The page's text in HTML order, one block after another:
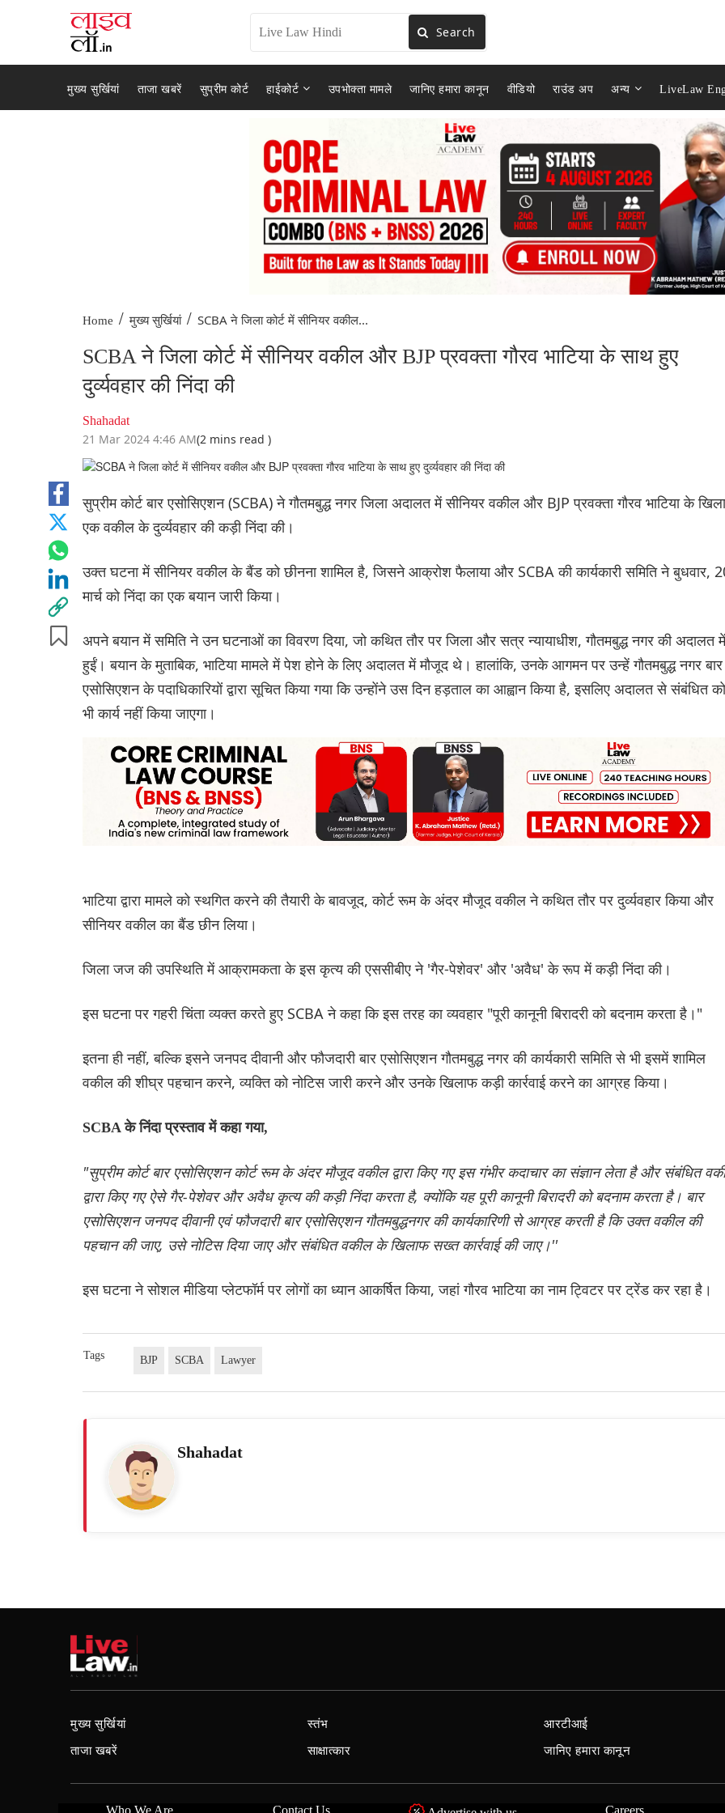
Search
मुख्य सुर्खियां ताजा खबरें सुप्रीम कोर्ट हाईकोर्ट उपभोक्ता मामले जानिए हमारा कानून वीडियो राउंड अप अन्य LiveLaw
Home / मुख्य सुर्खियां / SCBA ने जिला कोर्ट में सीनियर वकील...
SCBA ने जिला कोर्ट में सीनियर वकील और BJP प्रवक्ता गौरव भाटिया के साथ हुए
दुर्व्यवहार की निंदा की
Shahadat
21 Mar 2024 4:46 AM(2 mins read )
सुप्रीम कोर्ट बार एसोसिएशन (SCBA) ने गौतमबुद्ध नगर जिला अदालत में सीनियर वकील और BJP प्रवक्ता गौरव भाटिया के
एक वकील के दुर्व्यवहार की कड़ी निंदा की।
उक्त घटना में सीनियर वकील के बैंड को छीनना शामिल है, जिसने आक्रोश फैलाया और SCBA की कार्यकारी समिति ने बुधवार,
मार्च को निंदा का एक बयान जारी किया।
अपने बयान में समिति ने उन घटनाओं का विवरण दिया, जो कथित तौर पर जिला और सत्र न्यायाधीश, गौतमबुद्ध नगर की अदालत में
हुईं। बयान के मुताबिक, भाटिया मामले में पेश होने के लिए अदालत में मौजूद थे। हालांकि, उनके आगमन पर उन्हें गौतमबुद्ध नगर बार
एसोसिएशन के पदाधिकारियों द्वारा सूचित किया गया कि उन्होंने उस दिन हड़ताल का आह्वान किया है, इसलिए अदालत से संबंधित
भी कार्य नहीं किया जाएगा।
भाटिया द्वारा मामले को स्थगित करने की तैयारी के बावजूद, कोर्ट रूम के अंदर मौजूद वकील ने कथित तौर पर दुर्व्यवहार किया और
सीनियर वकील का बैंड छीन लिया।
जिला जज की उपस्थिति में आक्रामकता के इस कृत्य की एससीबीए ने 'गैर-पेशेवर' और 'अवैध' के रूप में कड़ी निंदा की।
इस घटना पर गहरी चिंता व्यक्त करते हुए SCBA ने कहा कि इस तरह का व्यवहार "पूरी कानूनी बिरादरी को बदनाम करता है।"
इतना ही नहीं, बल्कि इसने जनपद दीवानी और फौजदारी बार एसोसिएशन गौतमबुद्ध नगर की कार्यकारी समिति से भी इसमें शामिल
वकील की शीघ्र पहचान करने, व्यक्ति को नोटिस जारी करने और उनके खिलाफ कड़ी कार्रवाई करने का आग्रह किया।
SCBA के निंदा प्रस्ताव में कहा गया,
"सुप्रीम कोर्ट बार एसोसिएशन कोर्ट रूम के अंदर मौजूद वकील द्वारा किए गए इस गंभीर कदाचार का संज्ञान लेता है और संबंधित
द्वारा किए गए ऐसे गैर-पेशेवर और अवैध कृत्य की कड़ी निंदा करता है, क्योंकि यह पूरी कानूनी बिरादरी को बदनाम करता है। बार
एसोसिएशन जनपद दीवानी एवं फौजदारी बार एसोसिएशन गौतमबुद्धनगर की कार्यकारिणी से आग्रह करती है कि उक्त वकील की
पहचान की जाए, उसे नोटिस दिया जाए और संबंधित वकील के खिलाफ सख्त कार्रवाई की जाए।''
इस घटना ने सोशल मीडिया प्लेटफॉर्म पर लोगों का ध्यान आकर्षित किया, जहां गौरव भाटिया का नाम ट्विटर पर ट्रेंड कर रहा है।
Tags BJP SCBA Lawyer
Shahadat
मुख्य सुर्खियां
ताजा खबरें
स्तंभ
साक्षात्कार
आरटीआई
जानिए हमारा कानून
Who We Are Contact Us Careers